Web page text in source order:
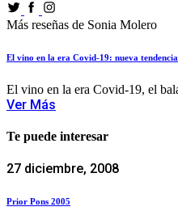
Más reseñas de Sonia Molero
El vino en la era Covid-19: nueva
El vino en la era Covid-19, el
Ver Más
Te puede interesar
27 diciembre, 2008
Prior Pons 2005